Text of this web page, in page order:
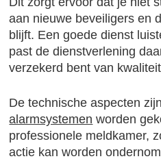
aan nieuwe beveiligers en
blijft. Een goede dienst
past de dienstverlening
verzekerd bent van
De technische aspecten
alarmsystemen worden
professionele meldkamer,
actie kan worden